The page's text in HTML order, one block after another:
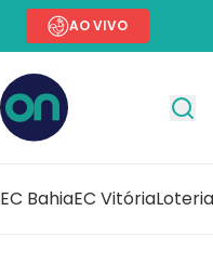
AO VIVO
EC BahiaEC Vitória